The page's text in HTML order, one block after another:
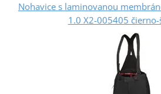
Nohavice s laminovanou
1.0 X2-005405 čierno-